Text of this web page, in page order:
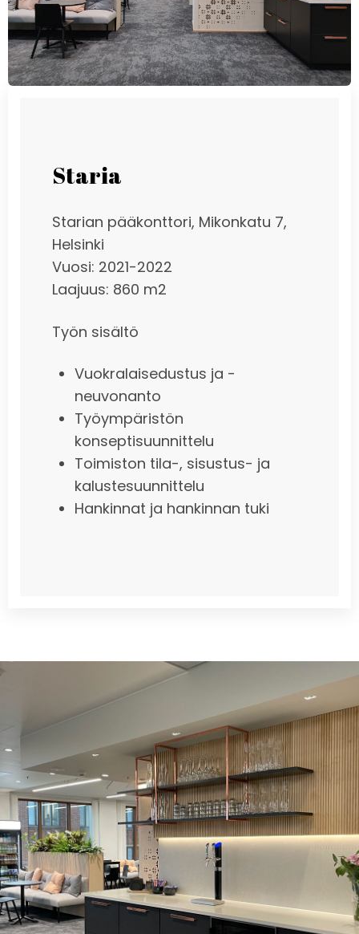
Staria
Starian pääkonttori, Mikonkatu 7,
Helsinki
Vuosi: 2021-2022
Laajuus: 860 m2
Työn sisältö
Vuokralaisedustus ja -
neuvonanto
Työympäristön
konseptisuunnittelu
Toimiston tila-, sisustus- ja
kalustesuunnittelu
Hankinnat ja hankinnan tuki